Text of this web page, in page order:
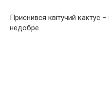
Приснився квітучий кактус
недобре.